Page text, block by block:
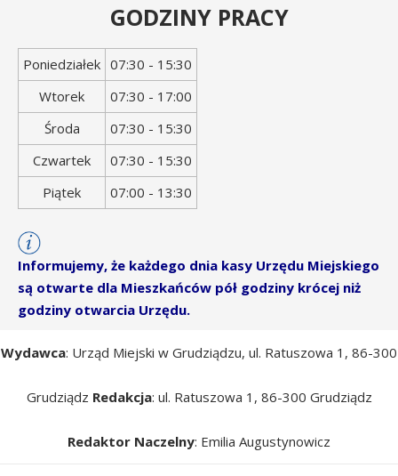
GODZINY PRACY
Dzień
tygodnia
Godziny
otwarcia
Poniedziałek 07:30 - 15:30
Wtorek
07:30 - 17:00
Środa
07:30 - 15:30
Czwartek
07:30 - 15:30
Piątek
07:00 - 13:30
Informujemy, że każdego dnia kasy Urzędu Miejskiego
są otwarte dla Mieszkańców pół godziny krócej niż
godziny otwarcia Urzędu.
Wydawca: Urząd Miejski w Grudziądzu, ul. Ratuszowa 1, 86-300
Grudziądz Redakcja: ul. Ratuszowa 1, 86-300 Grudziądz
Redaktor Naczelny: Emilia Augustynowicz